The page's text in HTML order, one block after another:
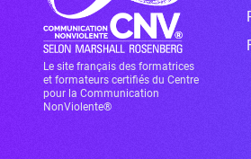
Le site français des formatrices
et formateurs certifiés du Centre
pour la Communication
NonViolente®